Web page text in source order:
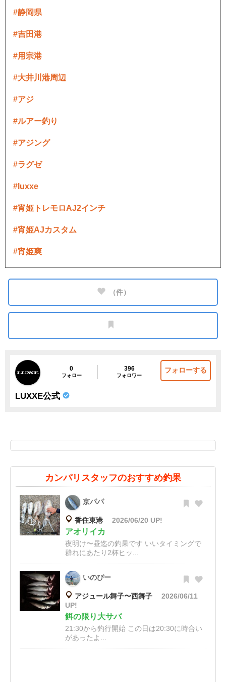
#静岡県
#吉田港
#用宗港
#大井川港周辺
#アジ
#ルアー釣り
#アジング
#ラグゼ
#luxxe
#宵姫トレモロAJ2インチ
#宵姫AJカスタム
#宵姫爽
（件）
0
フォロー
396
フォロワー
フォローする
LUXXE公式
カンパリスタッフのおすすめ釣果
京パパ
香住東港 2026/06/20 UP!
アオリイカ
夜明け〜昼迄の釣果です いいタイミングで
群れにあたり2杯ヒッ...
いのぴー
アジュール舞子〜西舞子
2026/06/11
UP!
餌の限り大サバ
21:30から釣行開始 この日は20:30に時合い
があったよ...